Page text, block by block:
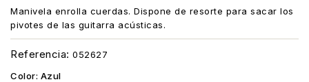
Manivela enrolla cuerdas. Dispone de resorte para sacar los
pivotes de las guitarra acústicas.
Referencia: 052627
Color: Azul